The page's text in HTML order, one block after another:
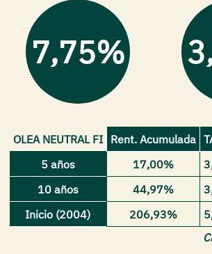
7,75%
OLEA NEUTRAL FI Rent. Acumulada
5 años
17,00%
10 años
44,97%
Inicio (2004)
206,93%